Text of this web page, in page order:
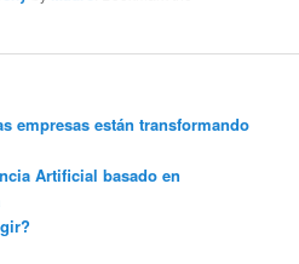
empresas están transformando
Artificial basado en